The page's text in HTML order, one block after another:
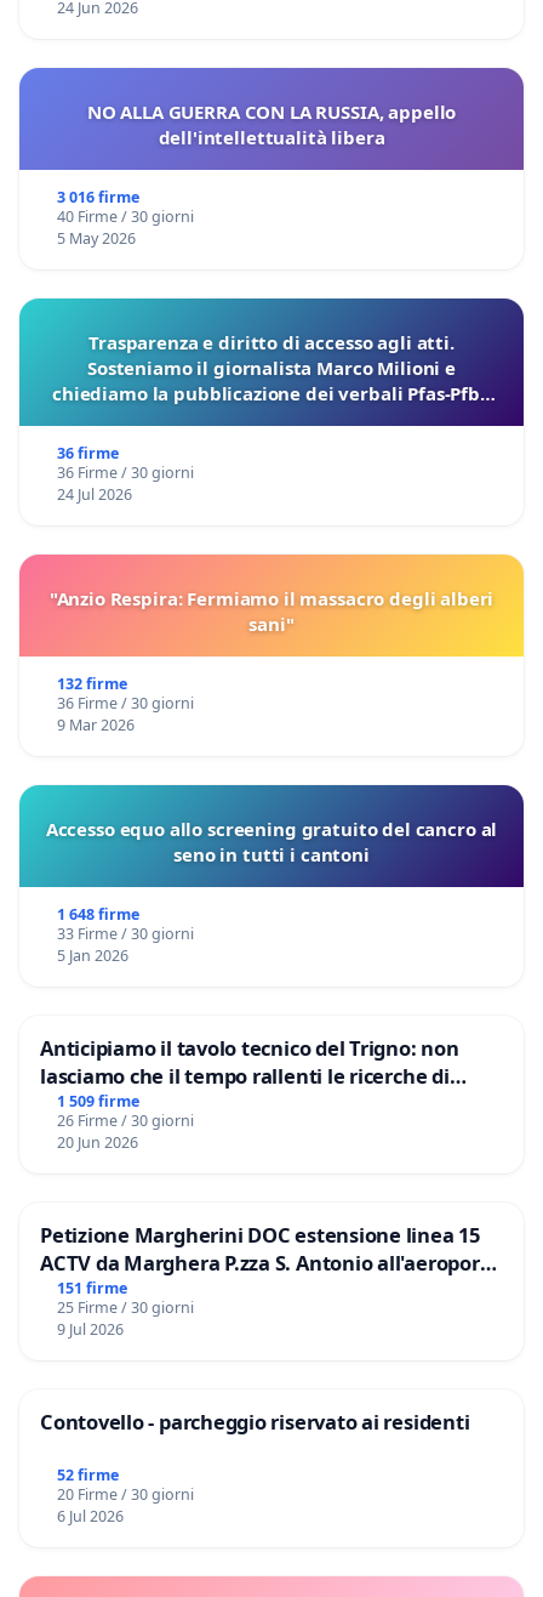
24 Jun 2026
NO ALLA GUERRA CON LA RUSSIA, appello
dell'intellettualità libera
3 016 firme
40 Firme / 30 giorni
5 May 2026
Trasparenza e diritto di accesso agli atti.
Sosteniamo il giornalista Marco Milioni e
chiediamo la pubblicazione dei verbali Pfas-Pfba
36 firme
36 Firme / 30 giorni
24 Jul 2026
"Anzio Respira: Fermiamo il massacro degli alberi
sani"
132 firme
36 Firme / 30 giorni
9 Mar 2026
Accesso equo allo screening gratuito del cancro al
seno in tutti i cantoni
1 648 firme
33 Firme / 30 giorni
5 Jan 2026
Anticipiamo il tavolo tecnico del Trigno: non
lasciamo che il tempo rallenti le ricerche di
Domenico Racanati
1 509 firme
26 Firme / 30 giorni
20 Jun 2026
Petizione Margherini DOC estensione linea 15
ACTV da Marghera P.zza S. Antonio all'aeroporto
Marco Polo tariffa a € 1,50
151 firme
25 Firme / 30 giorni
9 Jul 2026
Contovello - parcheggio riservato ai residenti
52 firme
20 Firme / 30 giorni
6 Jul 2026